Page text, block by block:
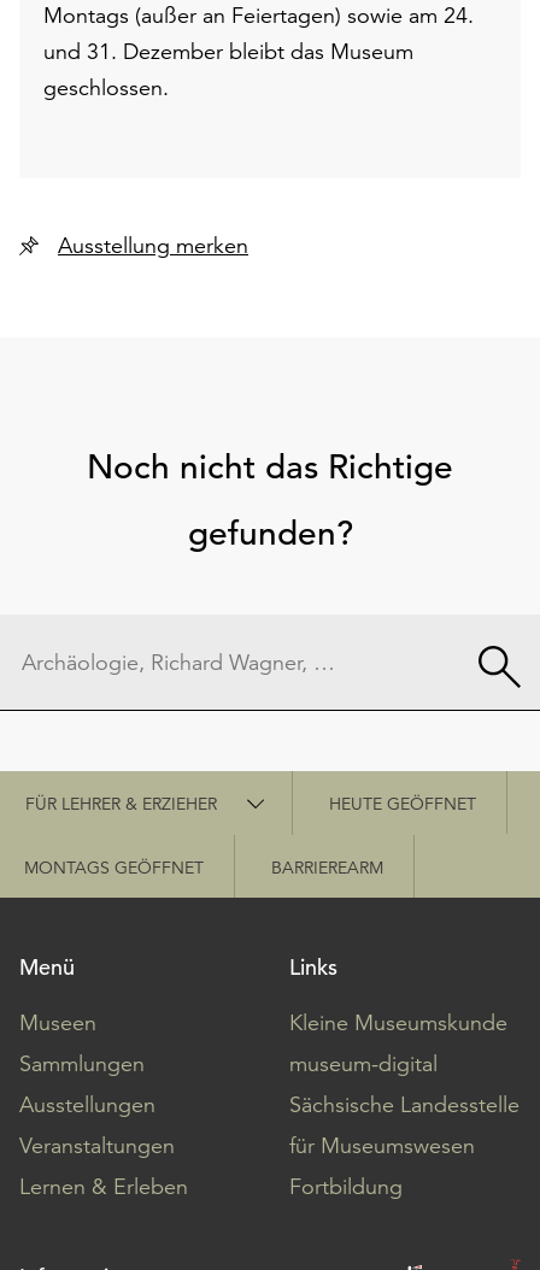
Montags (außer an Feiertagen) sowie am 24.
und 31. Dezember bleibt das Museum
geschlossen.
Ausstellung merken
Noch nicht das Richtige
gefunden?
Schnellzugriff
FÜR LEHRER & ERZIEHER HEUTE GEÖFFNET
MONTAGS GEÖFFNET BARRIEREARM
Menü
Museen
Sammlungen
Ausstellungen
Veranstaltungen
Lernen & Erleben
Links
Kleine Museumskunde
museum-digital
Sächsische Landesstelle
für Museumswesen
Fortbildung